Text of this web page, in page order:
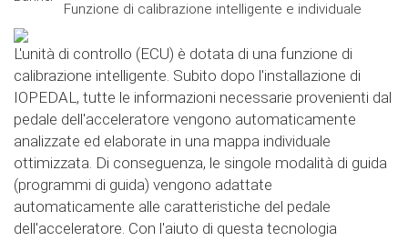
Funzione di calibrazione intelligente e individuale
L'unità di controllo (ECU) è dotata di una funzione di
calibrazione intelligente. Subito dopo l'installazione di
IOPEDAL, tutte le informazioni necessarie provenienti dal
pedale dell'acceleratore vengono automaticamente
analizzate ed elaborate in una mappa individuale
ottimizzata. Di conseguenza, le singole modalità di guida
(programmi di guida) vengono adattate
automaticamente alle caratteristiche del pedale
dell'acceleratore. Con l'aiuto di questa tecnologia